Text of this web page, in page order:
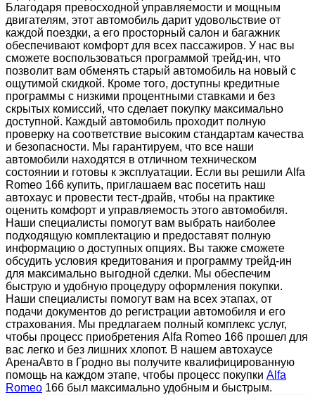
Благодаря превосходной управляемости и мощным
двигателям, этот автомобиль дарит удовольствие от
каждой поездки, а его просторный салон и багажник
обеспечивают комфорт для всех пассажиров. У нас вы
сможете воспользоваться программой трейд-ин, что
позволит вам обменять старый автомобиль на новый с
ощутимой скидкой. Кроме того, доступны кредитные
программы с низкими процентными ставками и без
скрытых комиссий, что сделает покупку максимально
доступной. Каждый автомобиль проходит полную
проверку на соответствие высоким стандартам качества
и безопасности. Мы гарантируем, что все наши
автомобили находятся в отличном техническом
состоянии и готовы к эксплуатации. Если вы решили Alfa
Romeo 166 купить, приглашаем вас посетить наш
автохаус и провести тест-драйв, чтобы на практике
оценить комфорт и управляемость этого автомобиля.
Наши специалисты помогут вам выбрать наиболее
подходящую комплектацию и предоставят полную
информацию о доступных опциях. Вы также сможете
обсудить условия кредитования и программу трейд-ин
для максимально выгодной сделки. Мы обеспечим
быструю и удобную процедуру оформления покупки.
Наши специалисты помогут вам на всех этапах, от
подачи документов до регистрации автомобиля и его
страхования. Мы предлагаем полный комплекс услуг,
чтобы процесс приобретения Alfa Romeo 166 прошел для
вас легко и без лишних хлопот. В нашем автохаусе
АренаАвто в Гродно вы получите квалифицированную
помощь на каждом этапе, чтобы процесс покупки Alfa
Romeo 166 был максимально удобным и быстрым.